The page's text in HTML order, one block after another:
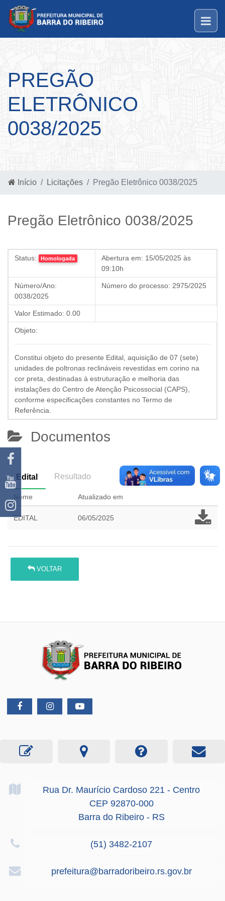
PREGÃO
ELETRÔNICO
0038/2025
Início Licitações Pregão Eletrônico 0038/2025
Pregão Eletrônico 0038/2025
Status: Homologada Abertura em: 15/05/2025 às
09:10h
Número/Ano:
0038/2025
Número do processo: 2975/2025
Valor Estimado: 0.00
Objeto:
Constitui objeto do presente Edital, aquisição de 07 (sete)
unidades de poltronas reclináveis revestidas em corino na
cor preta, destinadas à estruturação e melhoria das
instalações do Centro de Atenção Psicossocial (CAPS),
conforme especificações constantes no Termo de
Referência.
Documentos
Edital Resultado
Nome Atualizado em
EDITAL 06/05/2025
VOLTAR
Rua Dr. Maurício Cardoso 221 - Centro
CEP 92870-000
Barra do Ribeiro - RS
(51) 3482-2107
prefeitura@barradoribeiro.rs.gov.br